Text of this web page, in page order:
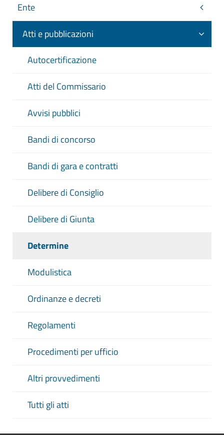
Ente
Atti e pubblicazioni
Autocertificazione
Atti del Commissario
Avvisi pubblici
Bandi di concorso
Bandi di gara e contratti
Delibere di Consiglio
Delibere di Giunta
Determine
Modulistica
Ordinanze e decreti
Regolamenti
Procedimenti per ufficio
Altri provvedimenti
Tutti gli atti